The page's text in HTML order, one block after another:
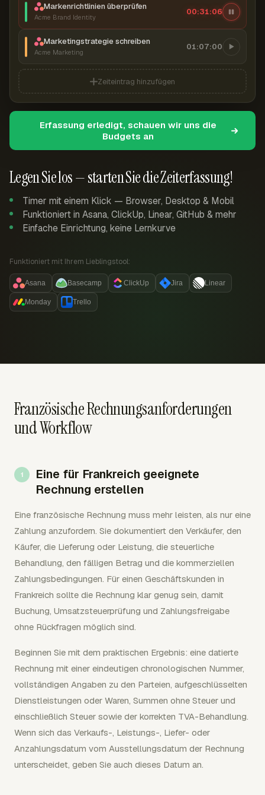
Legen Sie los — starten Sie die Zeiterfassung!
Timer mit einem Klick — Browser, Desktop & Mobil
Funktioniert in Asana, ClickUp, Linear, GitHub & mehr
Einfache Einrichtung, keine Lernkurve
Funktioniert mit Ihrem Lieblingstool:
Asana Basecamp ClickUp Jira Linear
Monday Trello
Markenrichtlinien überprüfen
Acme Brand Identity
00:31:07
Marketingstrategie schreiben
Acme Marketing
01:07:00
Zeiteintrag hinzufügen
Erfassung erledigt, schauen wir uns die
Budgets an
Französische Rechnungsanforderungen
und Workflow
Eine für Frankreich geeignete
Rechnung erstellen
Eine französische Rechnung muss mehr leisten, als nur eine
Zahlung anzufordern. Sie dokumentiert den Verkäufer, den
Käufer, die Lieferung oder Leistung, die steuerliche
Behandlung, den fälligen Betrag und die kommerziellen
Zahlungsbedingungen. Für einen Geschäftskunden in
Frankreich sollte die Rechnung klar genug sein, damit
Buchung, Umsatzsteuerprüfung und Zahlungsfreigabe
ohne Rückfragen möglich sind.
Beginnen Sie mit dem praktischen Ergebnis: eine datierte
Rechnung mit einer eindeutigen chronologischen Nummer,
vollständigen Angaben zu den Parteien, aufgeschlüsselten
Dienstleistungen oder Waren, Summen ohne Steuer und
einschließlich Steuer sowie der korrekten TVA-Behandlung.
Wenn sich das Verkaufs-, Leistungs-, Liefer- oder
Anzahlungsdatum vom Ausstellungsdatum der Rechnung
unterscheidet, geben Sie auch dieses Datum an.